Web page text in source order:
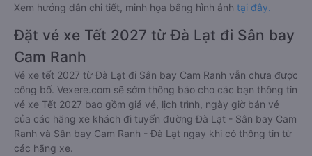
Xem hướng dẫn chi tiết, minh họa bằng hình ảnh tại đây.
Đặt vé xe Tết 2027 từ Đà Lạt đi Sân bay
Cam Ranh
Vé xe tết 2027 từ Đà Lạt đi Sân bay Cam Ranh vẫn chưa được
công bố. Vexere.com sẽ sớm thông báo cho các bạn thông tin
vé xe Tết 2027 bao gồm giá vé, lịch trình, ngày giờ bán vé
của các hãng xe khách đi tuyến đường Đà Lạt - Sân bay Cam
Ranh và Sân bay Cam Ranh - Đà Lạt ngay khi có thông tin từ
các hãng xe.